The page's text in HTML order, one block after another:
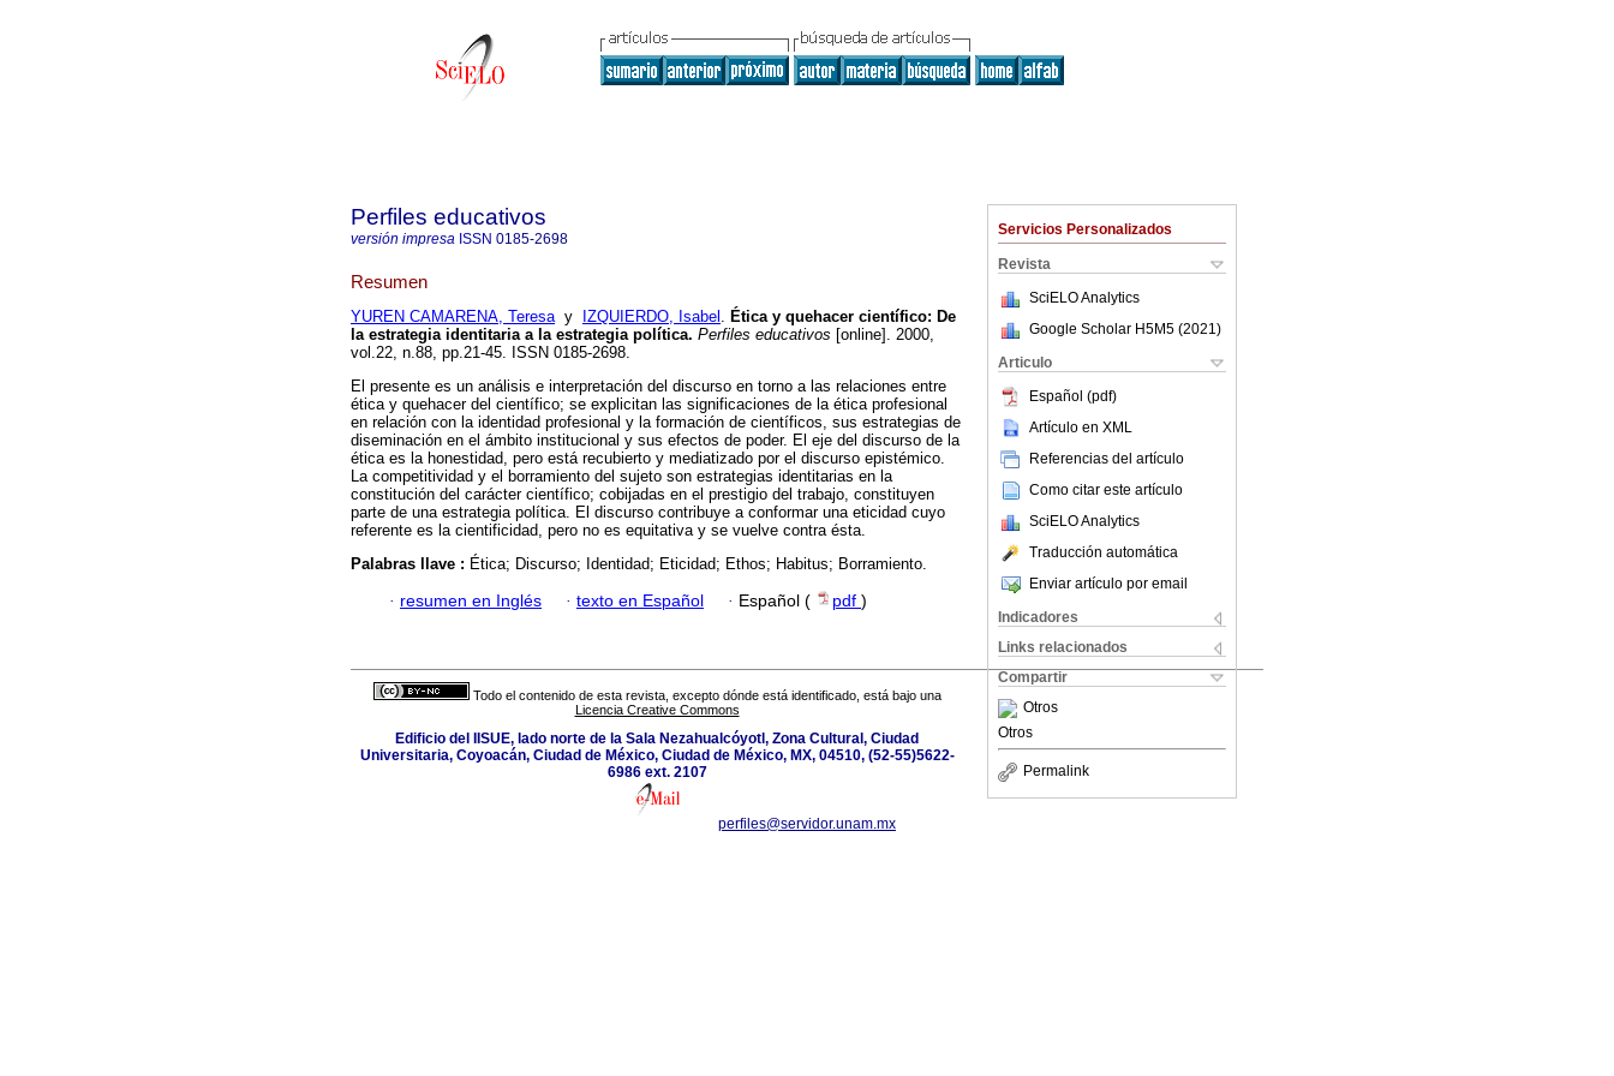
Servicios Personalizados
Revista
SciELO Analytics
Google Scholar H5M5 (2021 )
Articulo
Español (pdf)
Artículo en XML
Referencias del artículo
Como citar este artículo
SciELO Analytics
Traducción automática
Enviar artículo por email
Indicadores
Links relacionados
Compartir
Otros
Otros
Permalink
Perfiles educativos
versión impresa ISSN 0185-2698
Resumen
YUREN CAMARENA, Teresay IZQUIERDO, Isabel . Ética y quehacer científico: De
la estrategia identitaria a la estrategia política. Perfiles educativos [online]. 2000,
vol.22, n.88, pp.21-45. ISSN 0185-2698.
El presente es un análisis e interpretación del discurso en torno a las relaciones entre
ética y quehacer del científico; se explicitan las significaciones de la ética profesional
en relación con la identidad profesional y la formación de científicos, sus estrategias de
diseminación en el ámbito institucional y sus efectos de poder. El eje del discurso de la
ética es la honestidad, pero está recubierto y mediatizado por el discurso epistémico.
La competitividad y el borramiento del sujeto son estrategias identitarias en la
constitución del carácter científico; cobijadas en el prestigio del trabajo, constituyen
parte de una estrategia política. El discurso contribuye a conformar una eticidad cuyo
referente es la cientificidad, pero no es equitativa y se vuelve contra ésta.
Palabras llave : Ética; Discurso; Identidad; Eticidad; Ethos; Habitus; Borramiento.
· resumen en Inglés · texto en Español · Español ( pdf )
Todo el contenido de esta revista, excepto dónde está identificado, está bajo una
Licencia Creative Commons
Edificio del IISUE, lado norte de la Sala Nezahualcóyotl, Zona Cultural, Ciudad
Universitaria, Coyoacán, Ciudad de México, Ciudad de México, MX, 04510, (52-55)5622-
6986 ext. 2107
perfiles@servidor.unam.mx